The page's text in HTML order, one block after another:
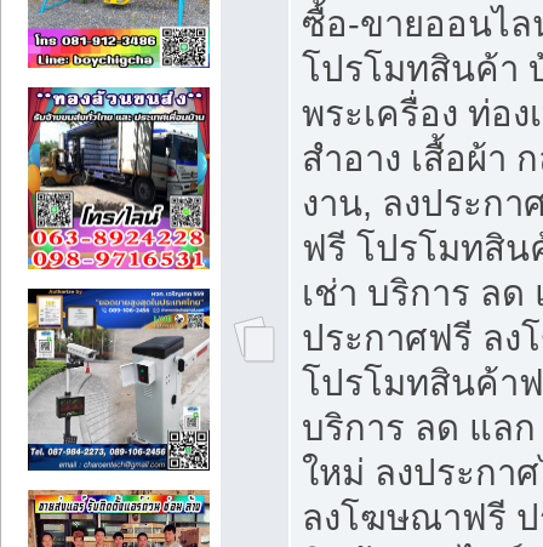
ซื้อ-ขายออนไล
โปรโมทสินค้า
พระเครื่อง ท่อง
สำอาง เสื้อผ้า
งาน, ลงประก
ฟรี โปรโมทสิ
เช่า บริการ ลด
ประกาศฟรี ล
โปรโมทสินค้า
บริการ ลด แล
ใหม่ ลงประกา
ลงโฆษณาฟรี